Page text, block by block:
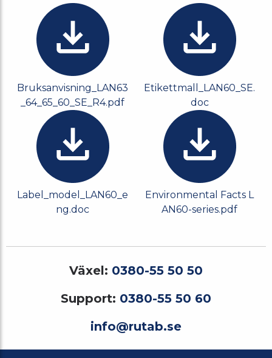
Bruksanvisning_LAN63
_64_65_60_SE_R4.pdf
Etikettmall_LAN60_SE.
doc
Label_model_LAN60_e
ng.doc
Environmental Facts L
AN60-series.pdf
Växel: 0380-55 50 50
Support: 0380-55 50 60
info@rutab.se